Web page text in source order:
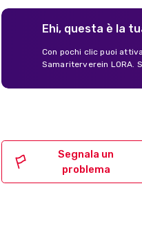
Ehi, questa è la
Con pochi clic puoi
Samariterverein LORA.
Segnala un
problema